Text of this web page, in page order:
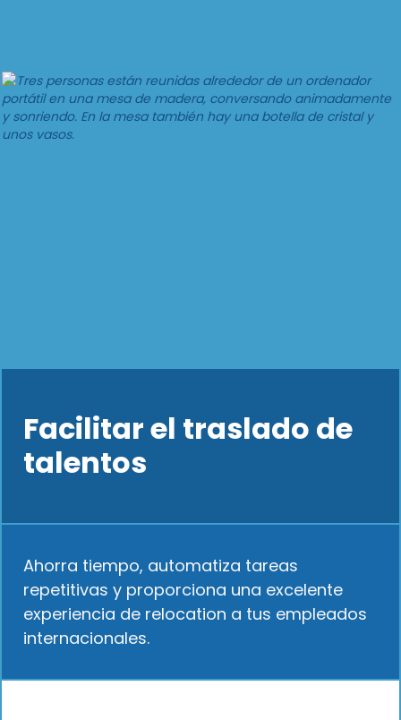
Facilitar el traslado de
talentos
Ahorra tiempo, automatiza tareas
repetitivas y proporciona una excelente
experiencia de relocation a tus empleados
internacionales.